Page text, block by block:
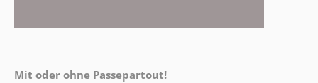
Mit oder ohne Passepartout!